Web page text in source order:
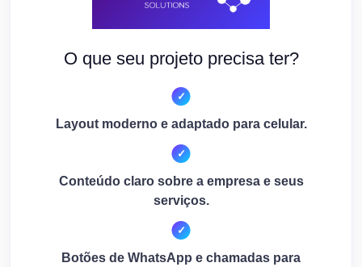
O que seu projeto precisa ter?
Layout moderno e adaptado para celular.
Conteúdo claro sobre a empresa e seus
serviços.
Botões de WhatsApp e chamadas para